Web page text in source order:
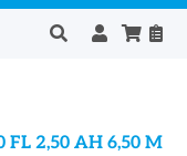
FL 2,50 AH 6,50 M